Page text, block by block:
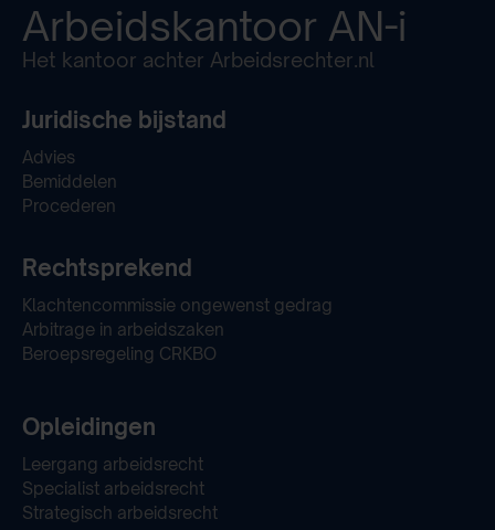
Arbeidskantoor AN-i
Het kantoor achter Arbeidsrechter.nl
Juridische bijstand
Advies
Bemiddelen
Procederen
Rechtsprekend
Klachtencommissie ongewenst gedrag
Arbitrage in arbeidszaken
Beroepsregeling CRKBO
Opleidingen
Leergang arbeidsrecht
Specialist arbeidsrecht
Strategisch arbeidsrecht